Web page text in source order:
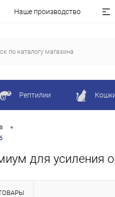
Наше производство
Рептилии
•
для усиления